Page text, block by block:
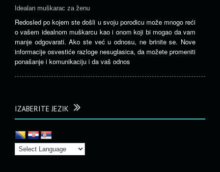
Idealan muškarac za ženu
Redosled po kojem ste došli u svoju porodicu može mnogo reći
o vašem idealnom muškarcu kao i onom koji bi mogao da vam
manje odgovarati. Ako ste već u odnosu, ne brinite se. Nove
informacije osvestiće razloge nesuglasica, da možete promeniti
ponašanje i komunikaciju i da vaš odnos
IZABERITE JEZIK